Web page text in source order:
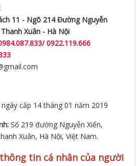
11 - Ngõ 214 Đường Nguyễn
Xuân - Hà Nội
0922.119.666
cấp 14 tháng 01 năm 2019
Số 219 đường Nguyễn Xiển,
Xuân, Hà Nội, Việt Nam.
tin cá nhân của người